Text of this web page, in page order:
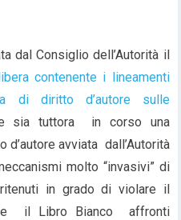
dal Consiglio dell’Autorità il
contenente i lineamenti
di diritto d’autore sulle
sia tuttora in corso una
avviata dall’Autorità
molto “invasivi” di
in grado di violare il
il Libro Bianco affronti